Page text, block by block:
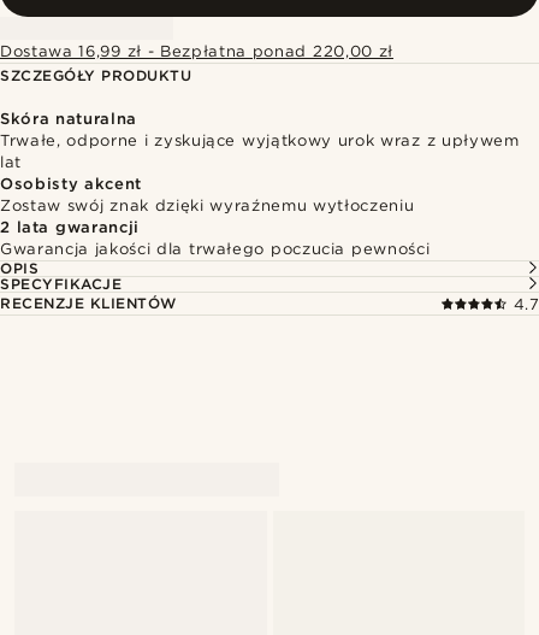
Dostawa 16,99 zł - Bezpłatna ponad 220,00 zł
SZCZEGÓŁY PRODUKTU
Skóra naturalna
Trwałe, odporne i zyskujące wyjątkowy urok wraz z upływem
lat
Osobisty akcent
Zostaw swój znak dzięki wyraźnemu wytłoczeniu
2 lata gwarancji
Gwarancja jakości dla trwałego poczucia pewności
OPIS
SPECYFIKACJE
RECENZJE KLIENTÓW
4.7